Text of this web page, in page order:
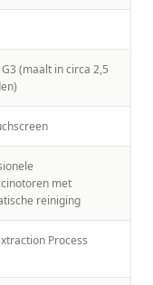
(maalt in circa 2,5
met
reiniging
Process